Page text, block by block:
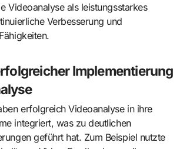
Videoanalyse als leistungsstarkes
Verbesserung und
Implementierung
erfolgreich Videoanalyse in ihre
integriert, was zu deutlichen
geführt hat. Zum Beispiel nutzte